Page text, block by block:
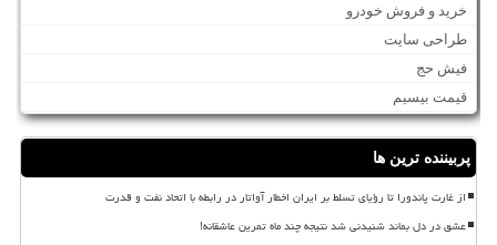
خرید و فروش خودرو
طراحی سایت
فیش حج
قیمت بیسیم
پربیننده ترین ها
از غارت پاندورا تا رؤیای تسلط بر ایران اخطار آواتار در رابطه با اتحاد نفت و قدرت
عشق در دل بماند شنیدنی شد نتیجه چند ماه تمرین عاشقانه!